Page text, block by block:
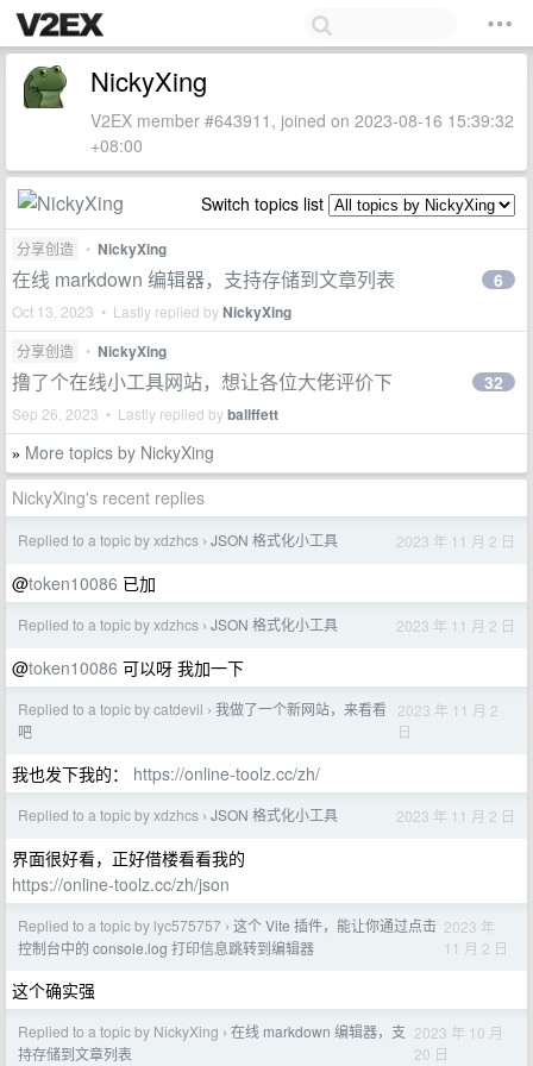
NickyXing
V2EX member #643911, joined on 2023-08-16 15:39:32
+08:00
Switch topics list
分享创造 • NickyXing
在线 markdown 编辑器，支持存储到文章列表
Oct 13, 2023 • Lastly replied byNickyXing
6
分享创造 • NickyXing
撸了个在线小工具网站，想让各位大佬评价下
Sep 26, 2023 • Lastly replied byballffett
32
» More topics by NickyXing
NickyXing's recent replies
Replied to a topic by xdzhcs › JSON 格式化小工具 2023 年 11 月 2 日
@token10086 已加
Replied to a topic by xdzhcs › JSON 格式化小工具 2023 年 11 月 2 日
@token10086 可以呀 我加一下
Replied to a topic by catdevil › 我做了一个新网站，来看看
吧
2023 年 11 月 2
日
我也发下我的： https://online-toolz.cc/zh/
Replied to a topic by xdzhcs › JSON 格式化小工具 2023 年 11 月 2 日
界面很好看，正好借楼看看我的
https://online-toolz.cc/zh/json
Replied to a topic by lyc575757 › 这个 Vite 插件，能让你通过点击
控制台中的 console.log 打印信息跳转到编辑器
2023 年
11 月 2 日
这个确实强
Replied to a topic by NickyXing › 在线 markdown 编辑器，支
持存储到文章列表
2023 年 10 月
20 日